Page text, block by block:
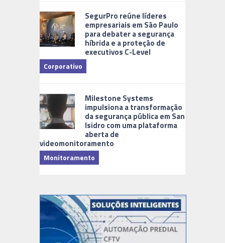
SegurPro reúne líderes
empresariais em São Paulo
para debater a segurança
híbrida e a proteção de
executivos C-Level
Corporativo
Milestone Systems
impulsiona a transformação
da segurança pública em San
Isidro com uma plataforma
aberta de
videomonitoramento
Monitoramento